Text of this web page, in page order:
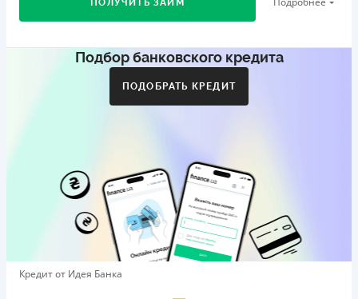
ПОЛУЧИТЬ ЗАЙМ
Первый займ
от 29%/год до 500 000 ₴
Дополнительная комиссия за досрочное погашение
Пеня в размере двойной учетной ставки НБУ, которая
действовала в период, за который уплачивается пеня,
от просроченной суммы.
Требуемые документы
Справка о доходах Паспорт ,ИНН
Возраст
Подбор банковского кредита
ПОДОБРАТЬ КРЕДИТ
Кредит от Идея Банка